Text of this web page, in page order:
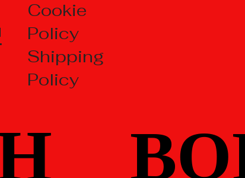
Cookie
Policy
Shipping
Policy